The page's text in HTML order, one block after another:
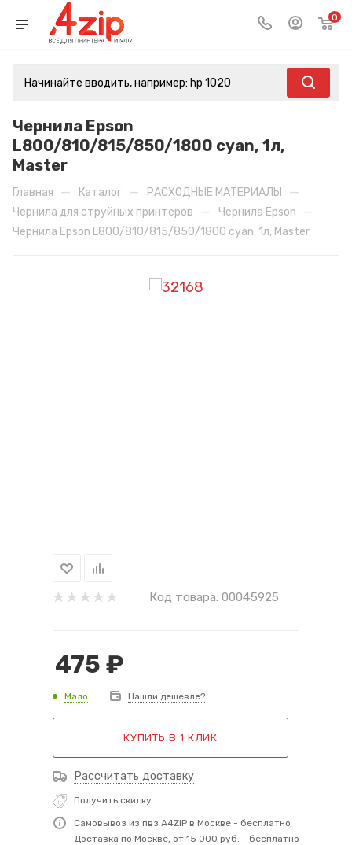
0
Чернила Epson
L800/810/815/850/1800 cyan, 1л,
Master
Главная — Каталог — РАСХОДНЫЕ МАТЕРИАЛЫ —
Чернила для струйных принтеров — Чернила Epson —
Чернила Epson L800/810/815/850/1800 cyan, 1л, Master
Код товара: 00045925
475 ₽
Мало Нашли дешевле?
КУПИТЬ В 1 КЛИК
Рассчитать доставку
Получить скидку
Самовывоз из пвз A4ZIP в Москве - бесплатно
Доставка по Москве, от 15 000 руб. - бесплатно